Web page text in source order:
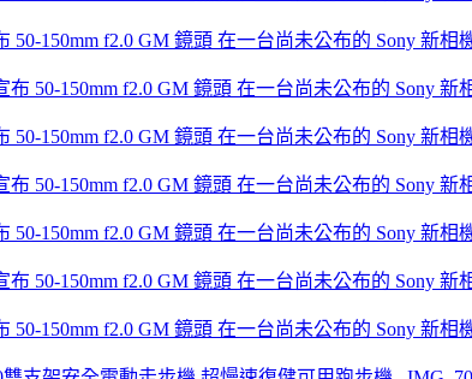
50-150mm f2.0 GM 鏡頭 在一台尚未公布的 Sony 新相
50-150mm f2.0 GM 鏡頭 在一台尚未公布的 Sony 新相
50-150mm f2.0 GM 鏡頭 在一台尚未公布的 Sony 新相
50-150mm f2.0 GM 鏡頭 在一台尚未公布的 Sony 新相